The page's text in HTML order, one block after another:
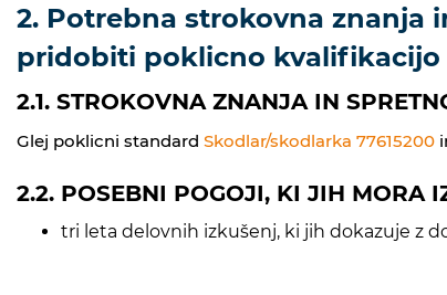
2. Potrebna strokovna znanja
pridobiti poklicno kvalifikacijo
2.1. STROKOVNA ZNANJA IN
Glej poklicni standard Skodlar/skodlarka 77615200
2.2. POSEBNI POGOJI, KI JIH MORA
tri leta delovnih izkušenj, ki jih dokazuje z